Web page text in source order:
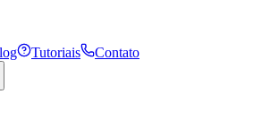
Tutoriais Contato